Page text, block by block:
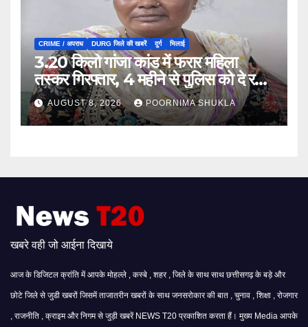
CRIME / अपराध DURG जिले की खबरें दुर्ग भिलाई
3.20 किलो गांजा कांड में फरार महिला
तस्कर गिरफ्तार, 4 महीने से पुलिस को दे रही
थी चकमा…
AUGUST 8, 2026 POORNIMA SHUKLA
खबरे वही जो आईना दिखाये
आज के डिजिटल क्रांति में आपके मोहल्ले , कस्बे , शहर , जिले के साथ साथ छत्तीसगढ़ के बड़े और
छोटे जिले से जुडी खबरों जिसमें ताजातरीन खबरों के साथ जनसरोकार की बात , चुनाव , शिक्षा , रोजगार
, राजनीति , क्राइम और निगम से जुड़ी खबरें NEWS T20 प्रकाशित करता हैं। मुख्य Media आपके